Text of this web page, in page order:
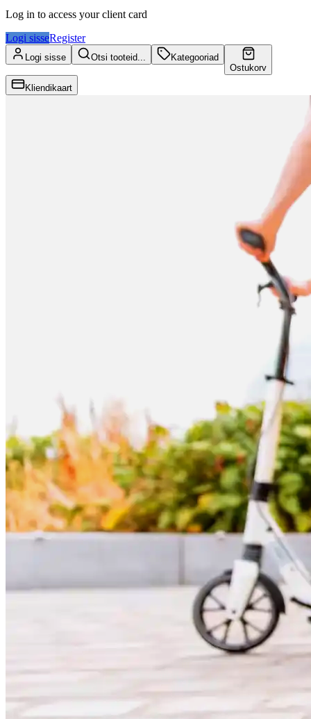
Log in to access your client card
Logi sisseRegister
Logi sisse Otsi tooteid...
Kategooriad
Ostukorv
Kliendikaart